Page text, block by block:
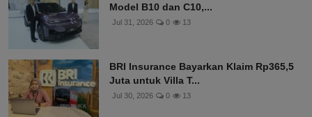
Model B10 dan C10,...
Jul 31, 2026 0 13
BRI Insurance Bayarkan Klaim Rp365,5
Juta untuk Villa T...
Jul 30, 2026 0 13